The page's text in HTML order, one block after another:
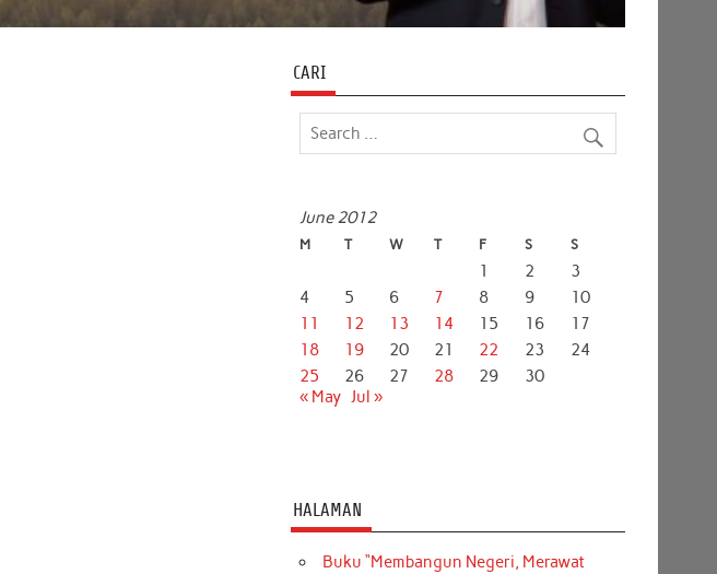
CARI
June 2012
M T W T F S S
1 2
3
4
5 6 7 8 9
10
11
12 13 14 15 16
17
18
19 20 21 22 23
24
25
26 27 28 29
30
« May Jul »
HALAMAN
Buku “Membangun Negeri, Merawat